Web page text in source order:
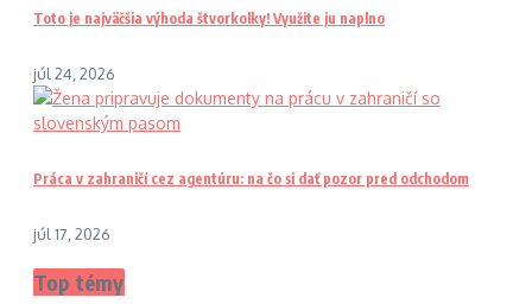
Toto je najväčšia výhoda štvorkolky! Využite ju naplno
júl 24, 2026
Práca v zahraničí cez agentúru: na čo si dať pozor pred odchodom
júl 17, 2026
Top témy